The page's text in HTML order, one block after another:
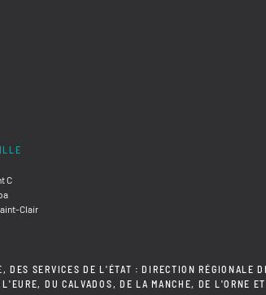
C
Clair
SERVICES DE L'ÉTAT : DIRECTION RÉGIONALE
DU CALVADOS, DE LA MANCHE, DE L'ORNE